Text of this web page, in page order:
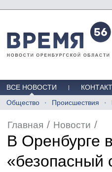
ВСЕ НОВОСТИ
Общество
Происшествия
Главная / Новости /
В Оренбурге
«безопасный